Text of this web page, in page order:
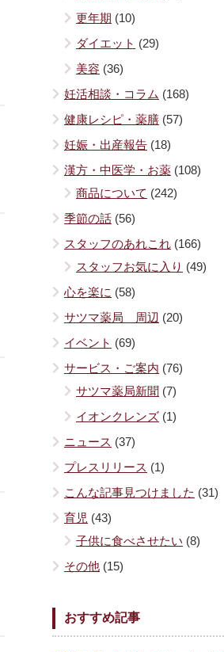
更年期 (10)
ダイエット (29)
美容 (36)
妊活相談・コラム (168)
健康レシピ・薬膳 (57)
妊娠・出産報告 (18)
漢方・中医学・お薬 (108)
商品について (242)
季節の話 (56)
スタッフのあれこれ (166)
スタッフお気に入り (49)
心を楽に (58)
サツマ薬局 周辺 (20)
イベント (69)
サービス・ご案内 (76)
サツマ薬局新聞 (7)
イオンクレンズ (1)
ニュース (37)
プレスリリース (1)
こんな記事見つけました (31)
育児 (43)
子供に食べさせたい (8)
その他 (15)
おすすめ記事